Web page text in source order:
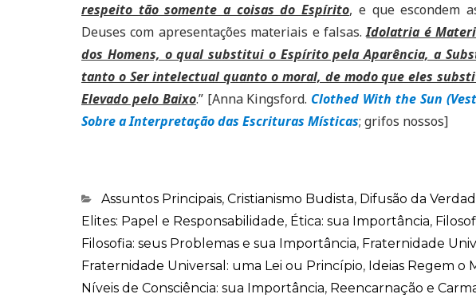
respeito tão somente a coisas do Espírito, e que escondem
Deuses com apresentações materiais e falsas.Idolatria é
dos Homens, o qual substitui o Espírito pela Aparência, a
tanto o Ser intelectual quanto o moral, de modo que eles
Elevado pelo Baixo.” [Anna Kingsford. Clothed With the Sun
Sobre a Interpretação das Escrituras Místicas; grifos nossos]
Categorias
Assuntos Principais, Cristianismo Budista, Difusão da
Elites: Papel e Responsabilidade, Ética: sua Importância,
Filosofia: seus Problemas e sua Importância, Fraternidade
Fraternidade Universal: uma Lei ou Princípio, Ideias Regem o
Níveis de Consciência: sua Importância, Reencarnação e